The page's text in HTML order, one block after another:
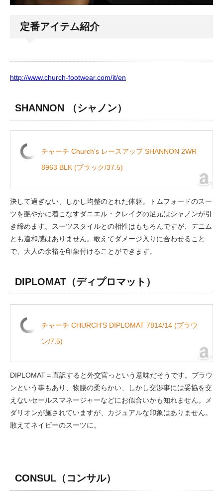
定番アイテム紹介
http://www.church-footwear.com/it/en
SHANNON （シャノン）
チャーチ Church's レースアップ SHANNON 2WR
8963 BLK (ブラック/37.5)
決して過ぎない、しかし均整のとれた体躯。トムフォードのスー
ツを艶やかに着こなすダニエル・クレイグの足元はシャノンが引
き締めます。スーツスタイルとの相性はもちろんですが、デニム
とも違和感はありません。敢えてダメージ入りに合わせること
で、大人の余裕を印象付けることができます。
DIPLOMAT （ディプロマット）
チャーチ CHURCH'S DIPLOMAT 7814/14 (ブラウ
ン/7.5)
DIPLOMAT＝直訳すると外交官っという意味だそうです。ブラウ
ンという事もあり、物腰の柔らかい、しかし交渉事には妥協を交
えないセールスマネージャーなどにお似合いかも知れません。メ
ダリオンが施されていますが、カジュアルな印象はありません。
敢えてネイビーのスーツに。
CONSUL （コンサル）